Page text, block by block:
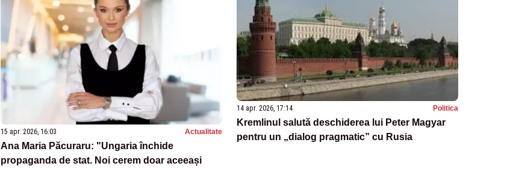
15 apr. 2026, 16:03 Actualitate
Ana Maria Păcuraru: "Ungaria închide
propaganda de stat. Noi cerem doar aceeași
14 apr. 2026, 17:14 Politica
Kremlinul salută deschiderea lui Peter Magyar
pentru un „dialog pragmatic” cu Rusia